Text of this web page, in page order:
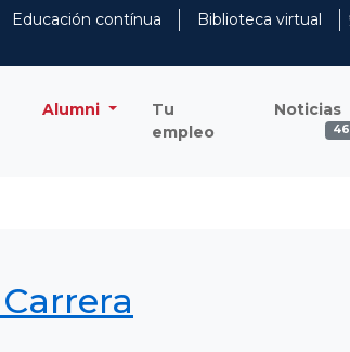
Educación contínua
Biblioteca virtual
Alumni
Tu
empleo
Noticias
46